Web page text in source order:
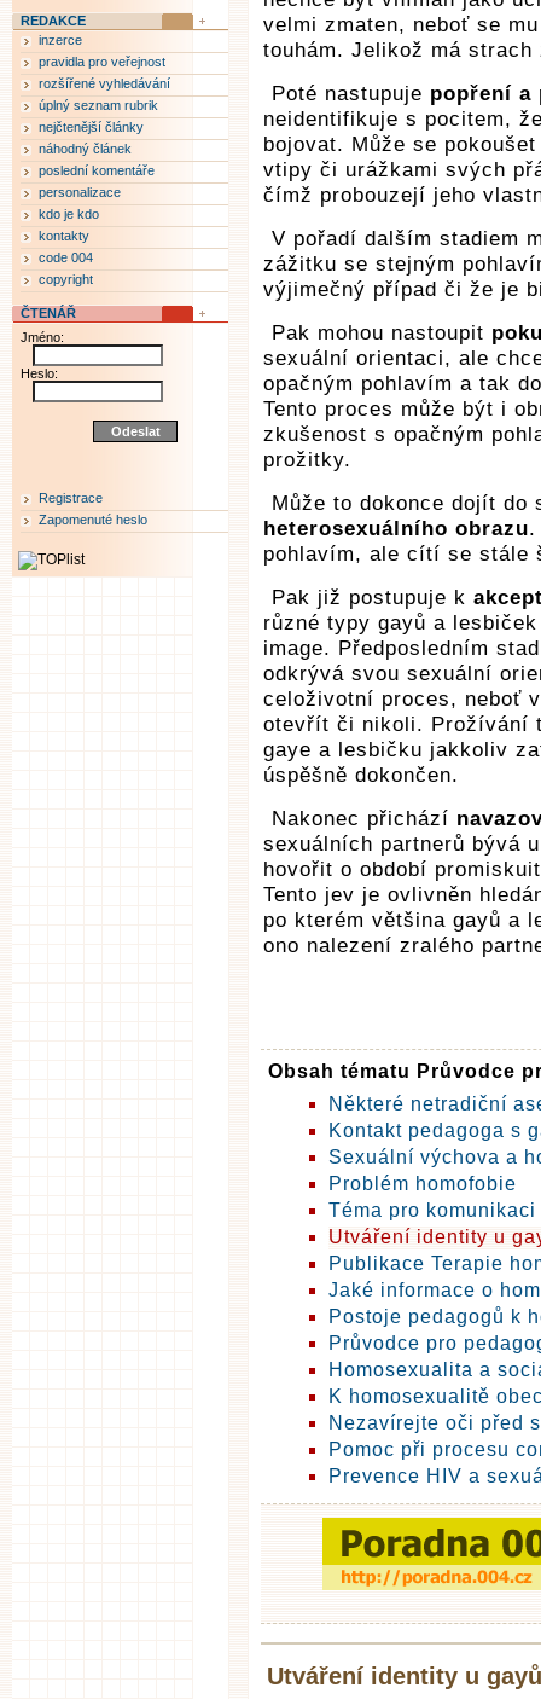
velmi zmaten, neboť se
touhám. Jelikož má
Poté nastupuje popření a
neidentifikuje s pocitem,
bojovat. Může se
vtipy či urážkami svých
čímž probouzejí jeho
V pořadí dalším stadiem
zážitku se stejným
výjimečný případ či že je
Pak mohou nastoupit
sexuální orientaci, ale
opačným pohlavím a tak
Tento proces může být i
zkušenost s opačným
prožitky.
Může to dokonce dojít do
heterosexuálního obrazu.
pohlavím, ale cítí se stále
Pak již postupuje k
různé typy gayů a
image. Předposledním
odkrývá svou sexuální
celoživotní proces, neboť
otevřít či nikoli. Prožívání
gaye a lesbičku jakkoliv
úspěšně dokončen.
Nakonec přichází
sexuálních partnerů bývá
hovořit o období
Tento jev je ovlivněn
po kterém většina gayů a
ono nalezení zralého
Obsah tématu Průvodce
Některé netradiční
Kontakt pedagoga s
Sexuální výchova a
Problém homofobie
Téma pro
Utváření identity u
Publikace Terapie
Jaké informace o
Postoje pedagogů k
Průvodce pro
Homosexualita a
K homosexualitě
Nezavírejte oči před
Pomoc při procesu
Prevence HIV a
Utváření identity u
REDAKCE
inzerce
pravidla pro veřejnost
rozšířené vyhledávání
úplný seznam rubrik
nejčtenější články
náhodný článek
poslední komentáře
personalizace
kdo je kdo
kontakty
code 004
copyright
ČTENÁŘ
Jméno:
Heslo:
Registrace
Zapomenuté heslo